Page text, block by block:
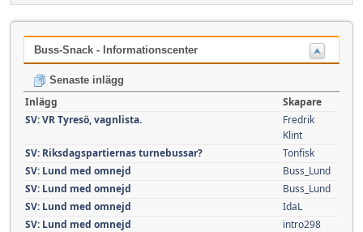
Buss-Snack - Informationscenter
Senaste inlägg
Inlägg
Skapare
SV: VR Tyresö, vagnlista.
Fredrik
Klint
SV: Riksdagspartiernas turnebussar?
Tonfisk
SV: Lund med omnejd
Buss_Lund
SV: Lund med omnejd
Buss_Lund
SV: Lund med omnejd
IdaL
SV: Lund med omnejd
intro298